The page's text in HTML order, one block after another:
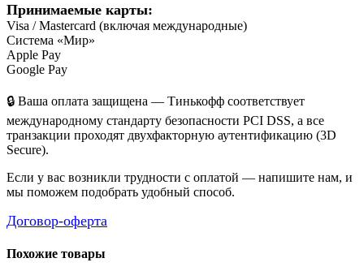
Принимаемые карты:
Visa / Mastercard (включая международные)
Система «Мир»
Apple Pay
Google Pay
🔒 Ваша оплата защищена — Тинькофф соответствует
международному стандарту безопасности PCI DSS, а все
транзакции проходят двухфакторную аутентификацию (3D
Secure).
Если у вас возникли трудности с оплатой — напишите нам, и
мы поможем подобрать удобный способ.
Договор-оферта
Похожие товары